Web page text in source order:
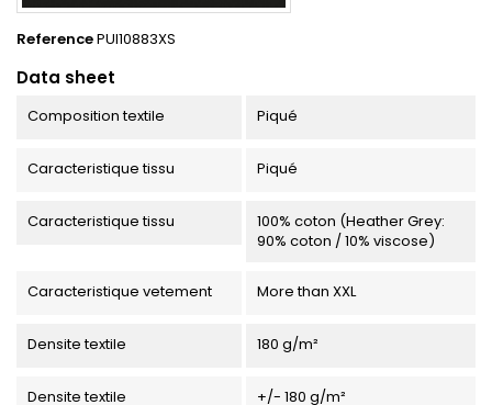
ReferencePUI10883XS
Data sheet
Composition textile Piqué
Caracteristique tissu Piqué
Caracteristique tissu
100% coton (Heather Grey:
90% coton / 10% viscose)
Caracteristique vetement More than XXL
Densite textile 180 g/m²
Densite textile +/- 180 g/m²